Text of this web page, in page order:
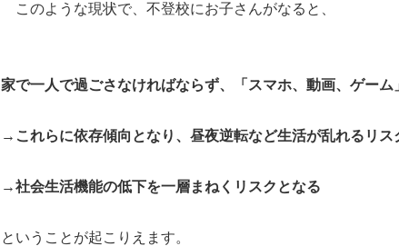
このような現状で、不登校にお子さんがなると、
家で一人で過ごさなければならず、「スマホ、動画、ゲー
→これらに依存傾向となり、昼夜逆転など生活が乱れるリス
→社会生活機能の低下を一層まねくリスクとなる
ということが起こりえます。